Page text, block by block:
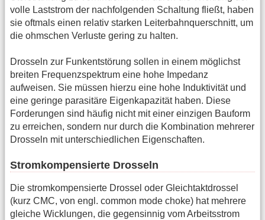
volle Laststrom der nachfolgenden Schaltung fließt, haben
sie oftmals einen relativ starken Leiterbahnquerschnitt, um
die ohmschen Verluste gering zu halten.
Drosseln zur Funkentstörung sollen in einem möglichst
breiten Frequenzspektrum eine hohe Impedanz
aufweisen. Sie müssen hierzu eine hohe Induktivität und
eine geringe parasitäre Eigenkapazität haben. Diese
Forderungen sind häufig nicht mit einer einzigen Bauform
zu erreichen, sondern nur durch die Kombination mehrerer
Drosseln mit unterschiedlichen Eigenschaften.
Stromkompensierte Drosseln
Die stromkompensierte Drossel oder Gleichtaktdrossel
(kurz CMC, von engl. common mode choke) hat mehrere
gleiche Wicklungen, die gegensinnig vom Arbeitsstrom